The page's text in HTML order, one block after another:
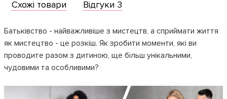
Схожі товари
Відгуки 3
Батьківство - найважливіше з мистецтв, а сприймати життя
як мистецтво - це розкіш. Як зробити моменти, які ви
проводите разом з дитиною, ще більш унікальними,
чудовими та особливими?